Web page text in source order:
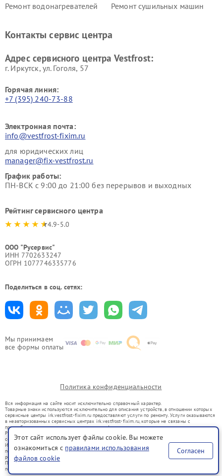
Мы принимаем
все формы оплаты
Ремонт водонагревателей
Ремонт сушильных машин
Vestfrost
Контакты сервис центра
Адрес сервисного центра Vestfrost:
г. Иркутск, ул. ​Гоголя, 57
Горячая линия:
+7 (395) 240-73-88
Электронная почта:
info@vestfrost-fixim.ru
для юридических лиц
manager@fix-vestfrost.ru
График работы:
ПН-ВСК с 9:00 до 21:00 без перерывов и выходных
Рейтинг сервисного центра
4.9-5.0
ООО "Русервис"
ИНН 7702633247
ОГРН 1077746335776
Поделиться в соц. сетях:
Политика конфиденциальности
Вся информация на сайте носит исключительно справочный характер.
Товарные знаки используются исключительно для описания устройств, в отношении которых
сервисные центры irk.vestfrost-fixim.ru предоставляют услуги по ремонту. Услуги оказываются
в неавторизованных сервисных центрах irk.vestfrost-fixim.ru, которые не связаны с
правообладателями товарных знаков или их официальными представителями.
Ремонт осуществляется для устройств, уже введенных в гражданский оборот в соответствии
со статьей 1487 ГК РФ.
Использование товарных знаков не преследует цели индивидуализации услуг или введения
потребителей в заблуждение, а служит для информирования о предоставляемых услугах по
ремонту техники указанных брендов.
Представленная на сайте информация не является публичной офертой, определяемой
положениями Статьи 437(2) Гражданского кодекса РФ
Этот сайт использует файлы cookie. Вы можете
ознакомиться с правилами использования
файлов cookie
Согласен